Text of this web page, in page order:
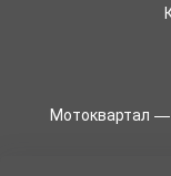
Мотоквартал —